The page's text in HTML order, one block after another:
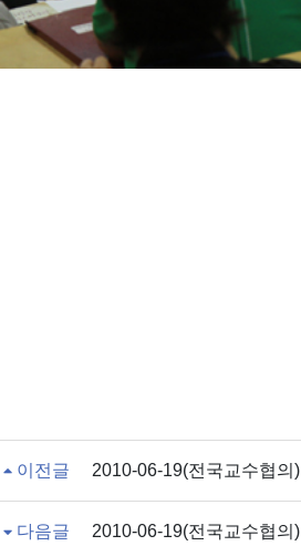
이전글 2010-06-19(전국교수협의)
다음글 2010-06-19(전국교수협의)